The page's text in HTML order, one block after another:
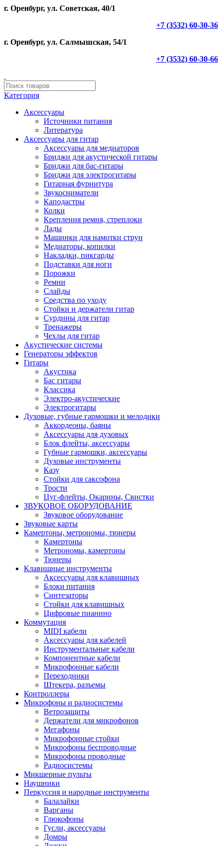
г. Оренбург, ул. Советская, 40/1
+7 (3532) 60-30-36
г. Оренбург, ул. Салмышская, 54/1
+7 (3532) 60-30-66
Категория
Аксессуары
Источники питания
Литература
Аксессуары для гитар
Аксессуары для медиаторов
Бриджи для акустической гитары
Бриджи для бас-гитары
Бриджи для электрогитары
Гитарная фурнитура
Звукосниматели
Каподастры
Колки
Крепления ремня, стреплоки
Лады
Машинки для намотки струн
Медиаторы, копилки
Накладки, пикгарды
Подставки для ноги
Порожки
Ремни
Слайды
Средства по уходу
Стойки и держатели гитар
Сурдины для гитар
Тренажеры
Чехлы для гитар
Акустические системы
Генераторы эффектов
Гитары
Акустика
Бас гитары
Классика
Электро-акустические
Электрогитары
Духовые, губные гармошки и мелодики
Аккордеоны, баяны
Аксессуары для духовых
Блок флейты, аксессуары
Губные гармошки, аксессуары
Духовые инструменты
Казу
Стойки для саксофона
Трости
Цуг-флейты, Окарины, Свистки
ЗВУКОВОЕ ОБОРУДОВАНИЕ
Звуковое оборудование
Звуковые карты
Камертоны, метрономы, тюнеры
Камертоны
Метрономы, камертоны
Тюнеры
Клавишные инструменты
Аксессуары для клавишных
Блоки питания
Синтезаторы
Стойки для клавишных
Цифровые пианино
Коммутация
MIDI кабели
Аксессуары для кабелей
Инструментальные кабели
Компонентные кабели
Микрофонные кабели
Переходники
Штекера, разъемы
Контроллеры
Микрофоны и радиосистемы
Ветрозащиты
Держатели для микрофонов
Мегафоны
Микрофонные стойки
Микрофоны беспроводные
Микрофоны проводные
Радиосистемы
Микшерные пульты
Наушники
Перкуссия и народные инструменты
Балалайки
Варганы
Глюкофоны
Гусли, аксессуары
Домры